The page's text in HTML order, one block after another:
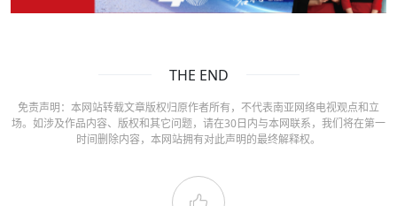
THE END
免责声明：本网站转载文章版权归原作者所有，不代表南亚网络电视观点和立
场。如涉及作品内容、版权和其它问题，请在30日内与本网联系，我们将在第一
时间删除内容，本网站拥有对此声明的最终解释权。